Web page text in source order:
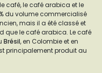
café, le café arabica et le
du volume commercialisé
mais il a été classé et
que le café arabica. Le café
Brésil, en Colombie et en
principalement produit au